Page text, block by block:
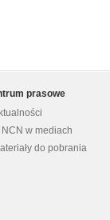
prasowe
NCN w mediach
do pobrania